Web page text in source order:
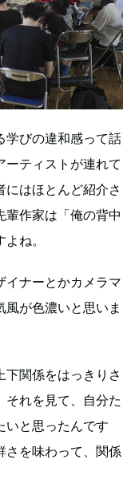
学びの違和感って話
ーティストが連れて
にはほとんど紹介さ
輩作家は「俺の背中
ね。
ナーとかカメラマ
が色濃いと思いま
下関係をはっきりさ
それを見て、自分た
いと思ったんです
さを味わって、関係